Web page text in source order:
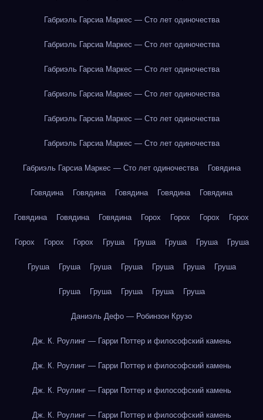
Габриэль Гарсиа Маркес — Сто лет одиночества
Габриэль Гарсиа Маркес — Сто лет одиночества
Габриэль Гарсиа Маркес — Сто лет одиночества
Габриэль Гарсиа Маркес — Сто лет одиночества
Габриэль Гарсиа Маркес — Сто лет одиночества
Габриэль Гарсиа Маркес — Сто лет одиночества
Габриэль Гарсиа Маркес — Сто лет одиночества Говядина
Говядина Говядина Говядина Говядина Говядина
Говядина Говядина Говядина Горох Горох Горох Горох
Горох Горох Горох Груша Груша Груша Груша Груша
Груша Груша Груша Груша Груша Груша Груша
Груша Груша Груша Груша Груша
Даниэль Дефо — Робинзон Крузо
Дж. К. Роулинг — Гарри Поттер и философский камень
Дж. К. Роулинг — Гарри Поттер и философский камень
Дж. К. Роулинг — Гарри Поттер и философский камень
Дж. К. Роулинг — Гарри Поттер и философский камень